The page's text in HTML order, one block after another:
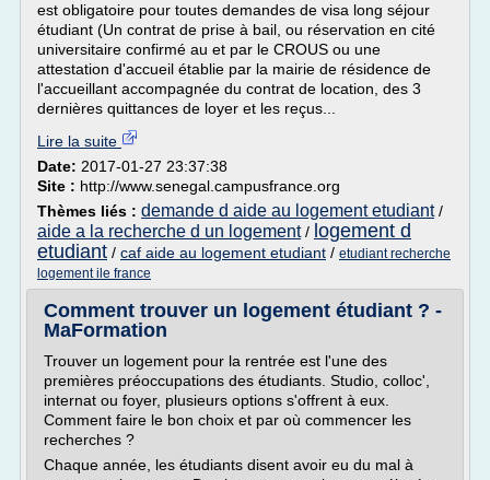
est obligatoire pour toutes demandes de visa long séjour
étudiant (Un contrat de prise à bail, ou réservation en cité
universitaire confirmé au et par le CROUS ou une
attestation d'accueil établie par la mairie de résidence de
l'accueillant accompagnée du contrat de location, des 3
dernières quittances de loyer et les reçus...
Lire la suite
Date: 2017-01-27 23:37:38
Site : http://www.senegal.campusfrance.org
Thèmes liés : demande d aide au logement etudiant/
aide a la recherche d un logement/ logement d
etudiant / caf aide au logement etudiant / etudiant recherche
logement ile france
Comment trouver un logement étudiant ? -
MaFormation
Trouver un logement pour la rentrée est l'une des
premières préoccupations des étudiants. Studio, colloc',
internat ou foyer, plusieurs options s'offrent à eux.
Comment faire le bon choix et par où commencer les
recherches ?
Chaque année, les étudiants disent avoir eu du mal à